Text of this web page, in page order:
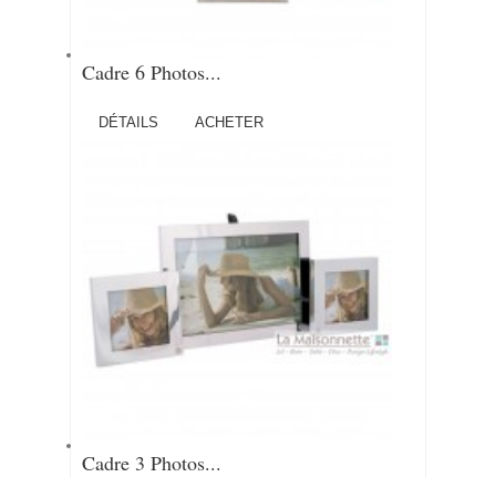
Cadre 6 Photos...
DÉTAILS ACHETER
Cadre 3 Photos...